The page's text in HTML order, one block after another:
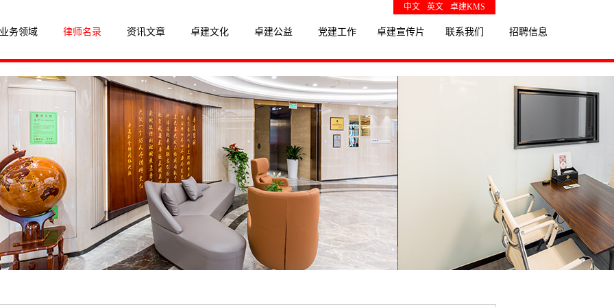
中文 英文 卓建KMS
务领域 律师名录 资讯文章 卓建文化 卓建公益 党建工作 卓建宣传片 联系我们 招聘信息